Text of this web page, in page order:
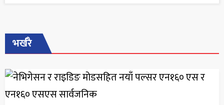
भर्खरै